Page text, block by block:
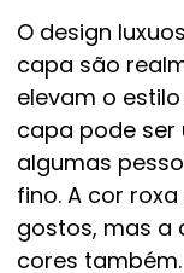
O design
capa são
elevam o estilo
capa pode
algumas
fino. A cor
gostos, mas a
cores também.